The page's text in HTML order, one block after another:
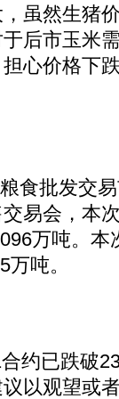
虽然生猪
后市玉米
心价格下
批发交易
易会，本
万吨。本
吨。
已跌破
以观望或